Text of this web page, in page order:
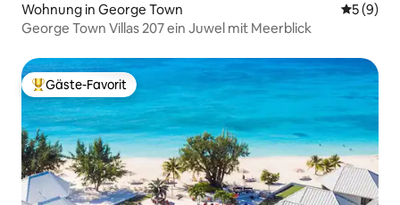
Wohnung in George Town
5 (9)
George Town Villas 207 ein Juwel mit Meerblick
Beliebter Gäste-Favorit.
Gäste-Favorit